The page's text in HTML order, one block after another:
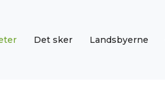
Det sker Landsbyerne